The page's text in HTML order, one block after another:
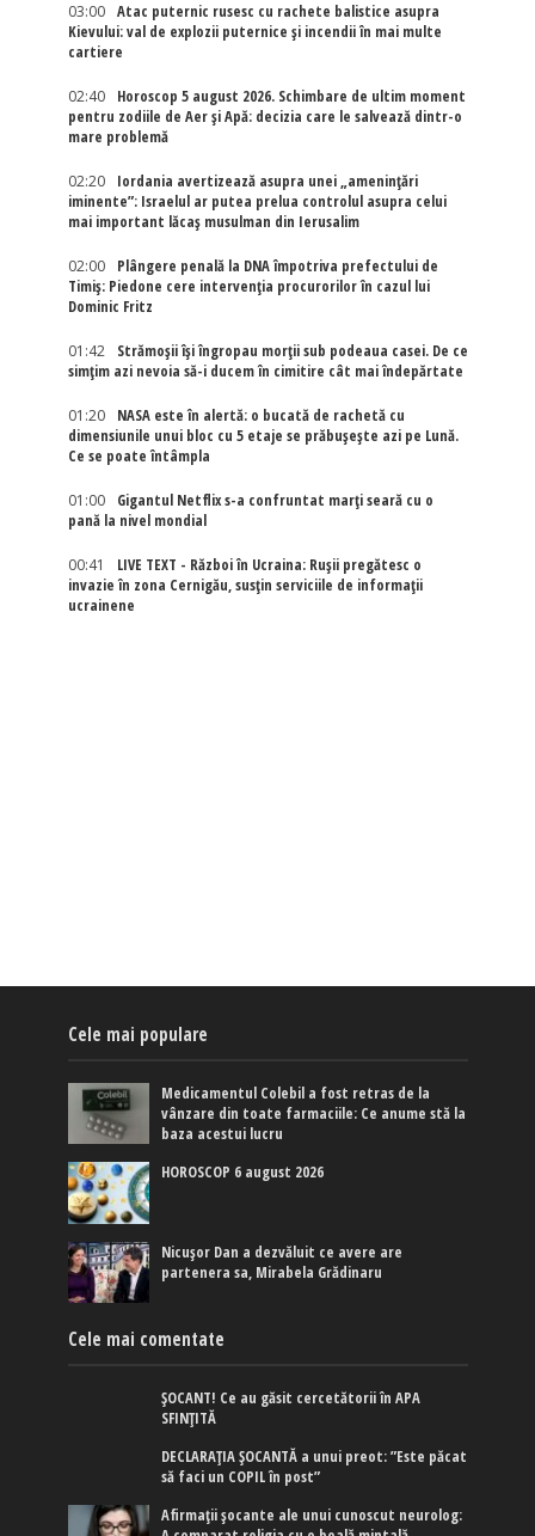
03:00
Atac puternic rusesc cu rachete balistice asupra
Kievului: val de explozii puternice și incendii în mai multe
cartiere
02:40
Horoscop 5 august 2026. Schimbare de ultim moment
pentru zodiile de Aer și Apă: decizia care le salvează dintr-o
mare problemă
02:20
Iordania avertizează asupra unei „amenințări
iminente”: Israelul ar putea prelua controlul asupra celui
mai important lăcaș musulman din Ierusalim
02:00
Plângere penală la DNA împotriva prefectului de
Timiș: Piedone cere intervenția procurorilor în cazul lui
Dominic Fritz
01:42
Strămoșii își îngropau morții sub podeaua casei. De ce
simțim azi nevoia să-i ducem în cimitire cât mai îndepărtate
01:20
NASA este în alertă: o bucată de rachetă cu
dimensiunile unui bloc cu 5 etaje se prăbușește azi pe Lună.
Ce se poate întâmpla
01:00
Gigantul Netflix s-a confruntat marţi seară cu o
pană la nivel mondial
00:41
LIVE TEXT - Război în Ucraina: Rușii pregătesc o
invazie în zona Cernigău, susțin serviciile de informații
ucrainene
Cele mai populare
Medicamentul Colebil a fost retras de la
vânzare din toate farmaciile: Ce anume stă la
baza acestui lucru
HOROSCOP 6 august 2026
Nicușor Dan a dezvăluit ce avere are
partenera sa, Mirabela Grădinaru
Cele mai comentate
ȘOCANT! Ce au găsit cercetătorii în APA
SFINȚITĂ
DECLARAȚIA ȘOCANTĂ a unui preot: ”Este păcat
să faci un COPIL în post”
Afirmaţii şocante ale unui cunoscut neurolog: